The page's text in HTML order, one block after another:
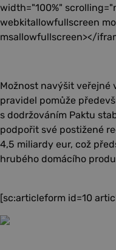
width="100%"
webkitallowfullscreen
msallowfullscreen></
Možnost navýšit veřejné
pravidel pomůže
s dodržováním Paktu
podpořit své postižené
4,5 miliardy eur, což
hrubého domácího
[sc:articleform id=10